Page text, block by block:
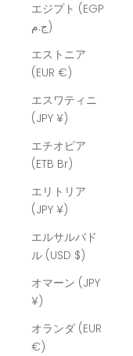
エジプト (EGP
ج.م)
エストニア
(EUR €)
エスワティニ
(JPY ¥)
エチオピア
(ETB Br)
エリトリア
(JPY ¥)
エルサルバド
ル (USD $)
オマーン (JPY
¥)
オランダ (EUR
€)